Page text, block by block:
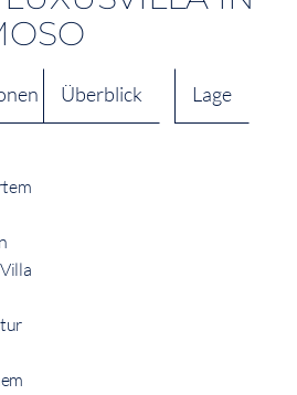
Überblick Lage